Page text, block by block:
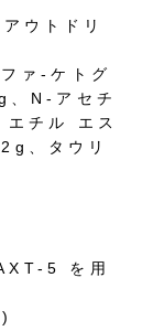
ウトドリ
ァ-ケトグ
、N-アセチ
チル エス
、タウリ
5 を用